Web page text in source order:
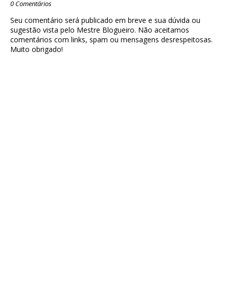
0 Comentários
Seu comentário será publicado em breve e sua dúvida ou
sugestão vista pelo Mestre Blogueiro. Não aceitamos
comentários com links, spam ou mensagens desrespeitosas.
Muito obrigado!